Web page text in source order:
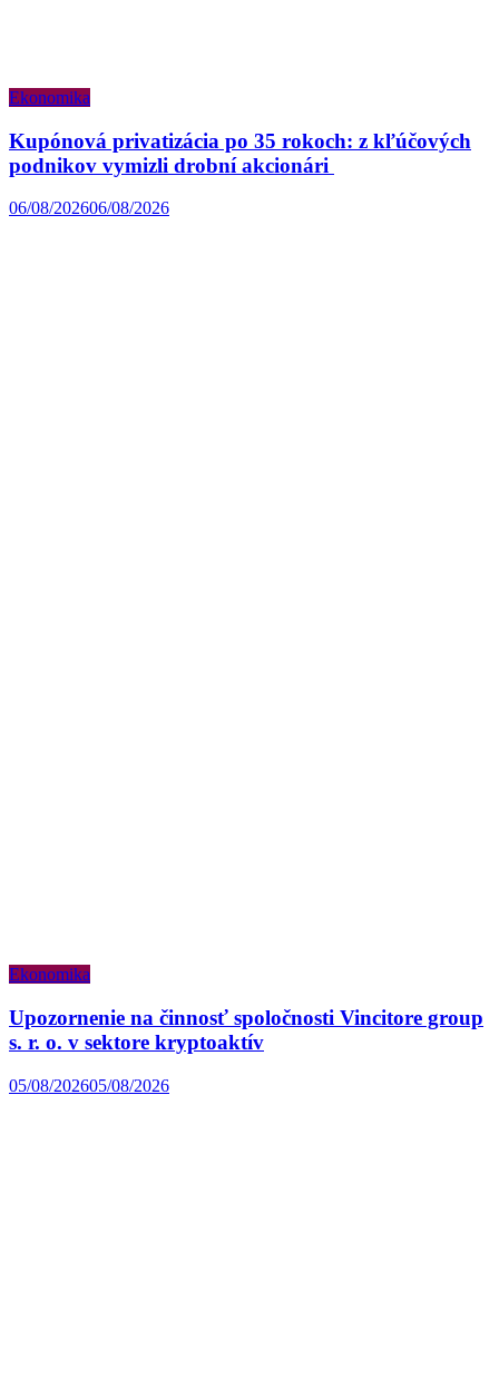
Ekonomika
Kupónová privatizácia po 35 rokoch: z kľúčových
podnikov vymizli drobní akcionári
06/08/202606/08/2026
Ekonomika
Upozornenie na činnosť spoločnosti Vincitore group
s. r. o. v sektore kryptoaktív
05/08/202605/08/2026